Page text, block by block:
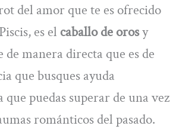
del amor que te es ofrecido
es el caballo de orosy
de manera directa que es de
que busques ayuda
que puedas superar de una vez
románticos del pasado.